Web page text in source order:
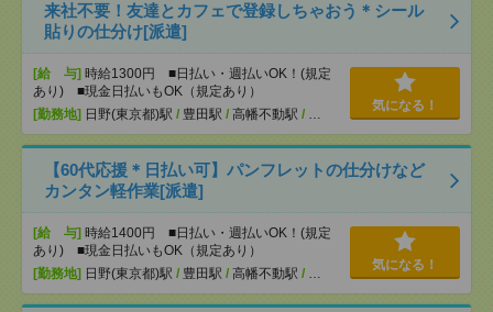
来社不要！友達とカフェで登録しちゃおう＊シール
貼りの仕分け[派遣]
[給 与] 時給1300円 ■日払い・週払いOK！(規定
あり) ■現金日払いもOK（規定あり）
[勤務地] 日野(東京都)駅 / 豊田駅 / 高幡不動駅 / …
気になる！
【60代応援＊日払い可】パンフレットの仕分けなど
カンタン軽作業[派遣]
[給 与] 時給1400円 ■日払い・週払いOK！(規定
あり) ■現金日払いもOK（規定あり）
[勤務地] 日野(東京都)駅 / 豊田駅 / 高幡不動駅 / …
気になる！